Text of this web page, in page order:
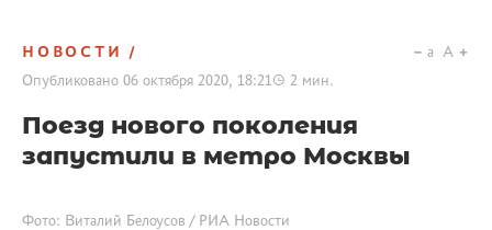
НОВОСТИ
Опубликовано 06 октября 2020, 18:21 2 мин.
a A
Поезд нового поколения
запустили в метро Москвы
Фото: Виталий Белоусов / РИА Новости